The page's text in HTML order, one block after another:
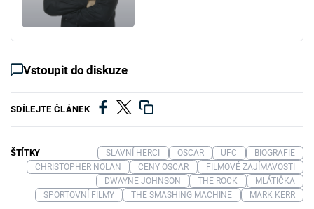
Vstoupit do diskuze
SDÍLEJTE ČLÁNEK
ŠTÍTKY SLAVNÍ HERCI OSCAR UFC
BIOGRAFIE
CHRISTOPHER NOLAN
CENY OSCAR
FILMOVÉ ZAJÍMAVOSTI
DWAYNE JOHNSON
THE ROCK
MLÁTIČKA
SPORTOVNÍ FILMY
THE SMASHING MACHINE MARK KERR